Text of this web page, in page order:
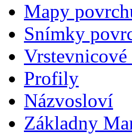
Mapy
Snímky
Profily
Názvosloví
Základny